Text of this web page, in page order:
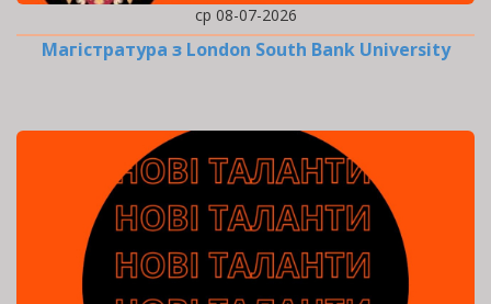
ср 08-07-2026
Магістратура з London South Bank University